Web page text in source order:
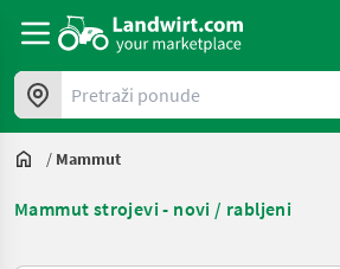
Pretraži ponude
/ Mammut
Mammut strojevi - novi / rabljeni